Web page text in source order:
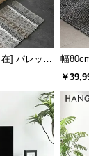
るソファ奥行
約54㎝。深くも
由にリラック
] パレット
幅
ター
￥